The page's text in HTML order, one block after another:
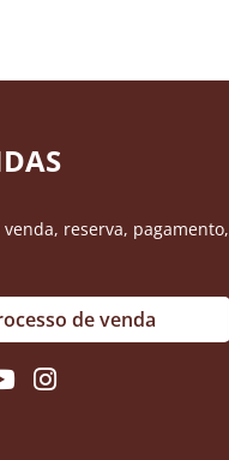
reserva, pagamento,
de venda